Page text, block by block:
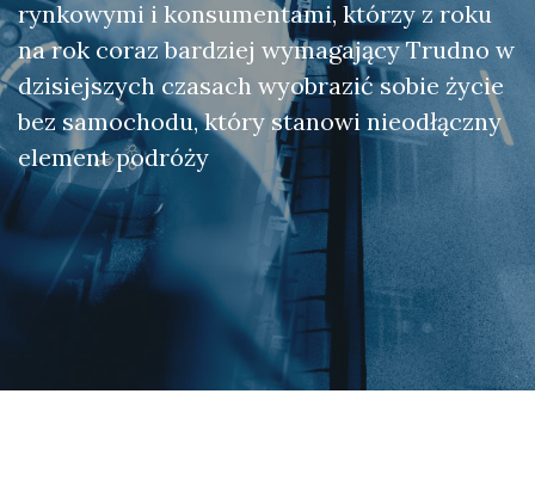
rynkowymi i konsumentami, którzy z roku
na rok coraz bardziej wymagający Trudno w
dzisiejszych czasach wyobrazić sobie życie
bez samochodu, który stanowi nieodłączny
element podróży